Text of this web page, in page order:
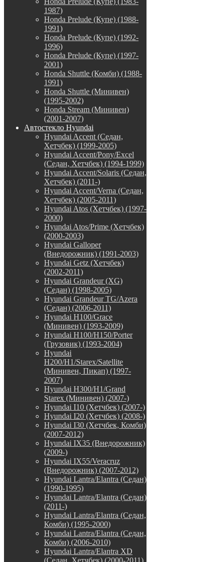
1987)
Honda Prelude (Купе) (1988-
1991)
Honda Prelude (Купе) (1992-
1996)
Honda Prelude (Купе) (1997-
2001)
Honda Shuttle (Комби) (1988-
1991)
Honda Shuttle (Минивен)
(1995-2002)
Honda Stream (Минивен)
(2001-2007)
Автостекло Hyundai
Hyundai Accent (Седан,
Хетчбек) (1999-2005)
Hyundai Accent/Pony/Excel
(Седан, Хетчбек) (1994-1999)
Hyundai Accent/Solaris (Седан,
Хетчбек) (2011-)
Hyundai Accent/Verna (Седан,
Хетчбек) (2005-2011)
Hyundai Atos (Хетчбек) (1997-
2000)
Hyundai Atos/Prime (Хетчбек)
(2000-2003)
Hyundai Galloper
(Внедорожник) (1991-2003)
Hyundai Getz (Хетчбек)
(2002-2011)
Hyundai Grandeur (XG)
(Седан) (1998-2005)
Hyundai Grandeur TG/Azera
(Седан) (2006-2011)
Hyundai H100/Grace
(Минивен) (1993-2009)
Hyundai H100/H150/Porter
(Грузовик) (1993-2004)
Hyundai
H200/H1/Starex/Satellite
(Минивен, Пикап) (1997-
2007)
Hyundai H300/H1/Grand
Starex (Минивен) (2007-)
Hyundai I10 (Хетчбек) (2007-)
Hyundai I20 (Хетчбек) (2008-)
Hyundai I30 (Хетчбек, Комби)
(2007-2012)
Hyundai IX35 (Внедорожник)
(2009-)
Hyundai IX55/Veracruz
(Внедорожник) (2007-2012)
Hyundai Lantra/Elantra (Седан)
(1990-1995)
Hyundai Lantra/Elantra (Седан)
(2011-)
Hyundai Lantra/Elantra (Седан,
Комби) (1995-2000)
Hyundai Lantra/Elantra (Седан,
Комби) (2006-2010)
Hyundai Lantra/Elantra XD
(Седан, Хетчбек) (2000-2011)